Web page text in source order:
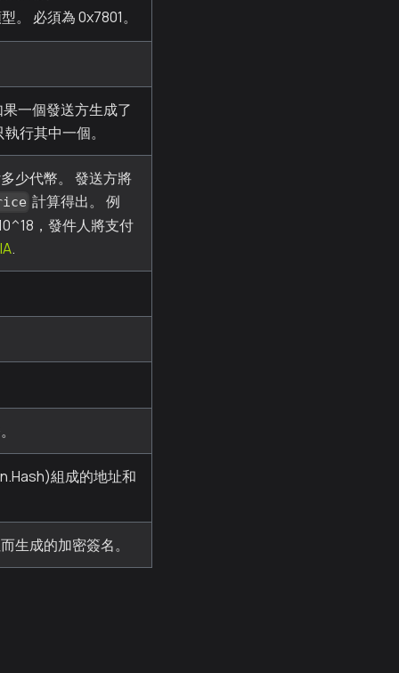
。 必須為 0x7801。
一個發送方生成了
行其中一個。
少代幣。 發送方將
計算得出。 例
，發件人將支付
.
組成的地址和
生成的加密簽名。